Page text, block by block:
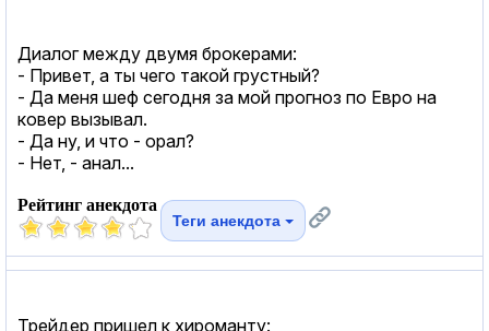
Диалог между двумя брокерами:
- Привет, а ты чего такой грустный?
- Да меня шеф сегодня за мой прогноз по Евро на
ковер вызывал.
- Да ну, и что - орал?
- Нет, - анал...
Рейтинг анекдота
Теги анекдота
Трейдер пришел к хироманту: